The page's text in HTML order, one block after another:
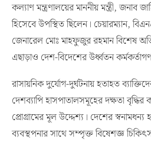
কল্যাণ মন্ত্রণালয়ের মাননীয় মন্ত্রী, জনাব
হিসেবে উপস্থিত ছিলেন। চেয়ারম্যান,
জেনারেল মোঃ মাহফুজুর রহমান বিশেষ
এছাড়াও দেশ-বিদেশের উর্ধ্বতন
রাসায়নিক দুর্যোগ-দুর্ঘটনায় হতাহত
দেশব্যাপি হাসপাতালসমূহের দক্ষতা
প্রোগ্রামের মূল উদ্দেশ্য। দেশের
ব্যবস্থপনার সাথে সম্পৃক্ত বিষেশজ্ঞ